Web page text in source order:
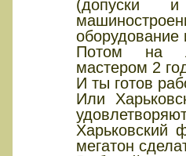
(допуски и
оборудование
Потом на
мастером 2
И ты готов
Или
Харьковский
мегатон